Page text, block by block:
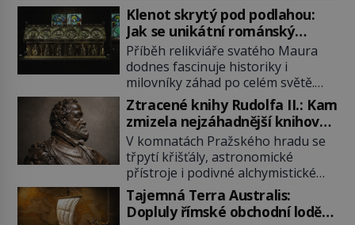
Klenot skrytý pod podlahou:
Jak se unikátní románský
poklad dostal do zapadlého
Bečova?
Příběh relikviáře svatého Maura
dodnes fascinuje historiky i
milovníky záhad po celém světě.
Tato románská zlatnická památka
ze 13. století je po českých
korunovačních klenotech druhým
nejcennějším movitým majetkem v
České republice. Přestože byl
klenot v roce 1985 po dramatickém
pátrání kriminalistů úspěšně
nalezen, jeho minulost stále
Ztracené knihy Rudolfa II.: Kam
zmizela nejzáhadnější knihovna
Evropy?
V komnatách Pražského hradu se
třpytí křišťály, astronomické
přístroje i podivné alchymistické
rukopisy. Císař Rudolf II.
shromažďuje vše, co souvisí s
tajemstvím přírody, hvězd i
Tajemná Terra Australis:
Dopluly římské obchodní lodě